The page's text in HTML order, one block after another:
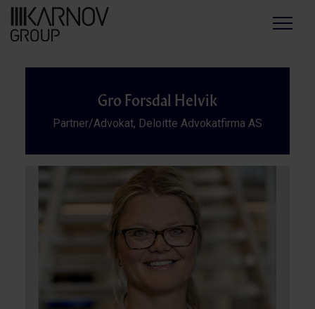
Menu
Gro Forsdal Helvik
Partner/Advokat, Deloitte Advokatfirma AS